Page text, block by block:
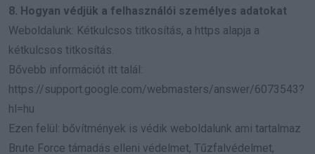
8. Hogyan védjük a felhasználói személyes adatokat
Weboldalunk: Kétkulcsos titkosítás, a https alapja a
kétkulcsos titkosítás.
Bővebb információt itt talál:
https://support.google.com/webmasters/answer/6073543?
hl=hu
Ezen felül: bővítmények is védik weboldalunk ami tartalmaz
Brute Force támadás elleni védelmet, Tűzfalvédelmet,